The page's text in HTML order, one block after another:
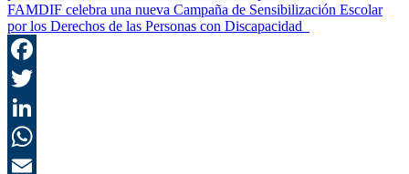
FAMDIF celebra una nueva Campaña de Sensibilización Escolar
por los Derechos de las Personas con Discapacidad